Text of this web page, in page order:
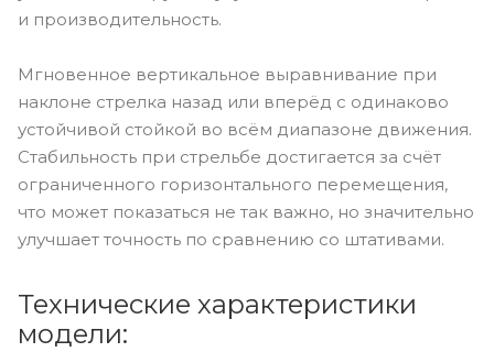
и производительность.
Мгновенное вертикальное выравнивание при
наклоне стрелка назад или вперёд с одинаково
устойчивой стойкой во всём диапазоне движения.
Стабильность при стрельбе достигается за счёт
ограниченного горизонтального перемещения,
что может показаться не так важно, но значительно
улучшает точность по сравнению со штативами.
Технические характеристики
модели: